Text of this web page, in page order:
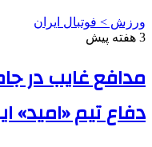
ورزش > فوتبال ایران
3 هفته پیش
مدافع غایب در
دفاع تیم «امید»